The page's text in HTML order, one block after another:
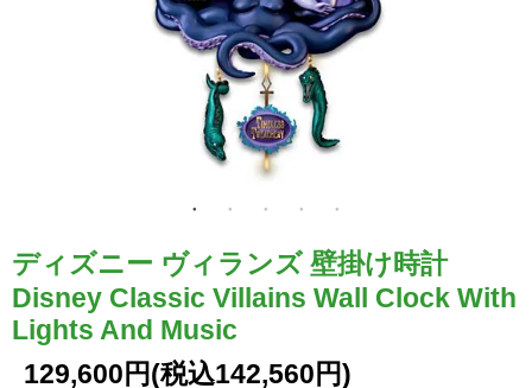
ディズニー ヴィランズ 壁掛け時計
Disney Classic Villains Wall Clock With
Lights And Music
129,600円(税込142,560円)